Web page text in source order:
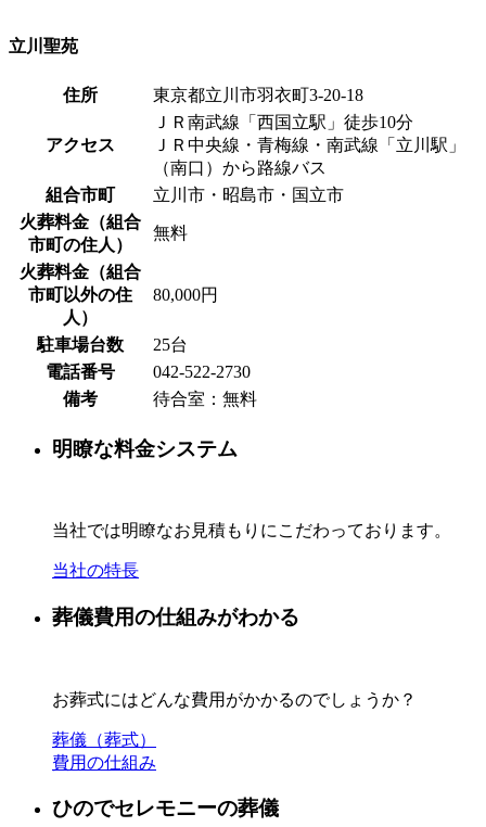
立川聖苑
住所 東京都立川市羽衣町3-20-18
アクセス
ＪＲ南武線「西国立駅」徒歩10分
ＪＲ中央線・青梅線・南武線「立川駅」
（南口）から路線バス
組合市町
立川市・昭島市・国立市
火葬料金（組合
市町の住人）
無料
火葬料金（組合
市町以外の住
人）
80,000円
駐車場台数
25台
電話番号
042-522-2730
備考
待合室：無料
明瞭な料金システム
当社では明瞭なお見積もりにこだわっております。
当社の特長
葬儀費用の仕組みがわかる
お葬式にはどんな費用がかかるのでしょうか？
葬儀（葬式）
費用の仕組み
ひのでセレモニーの葬儀